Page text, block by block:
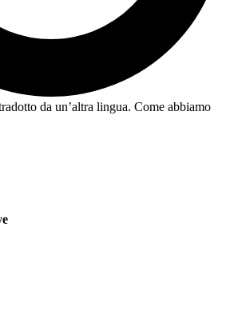
da un’altra lingua. Come abbiamo